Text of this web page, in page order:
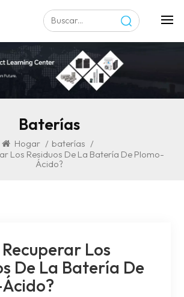
Baterías
Hogar / baterías /
Los Residuos De La Batería De Plomo-
Ácido?
Los
De La Batería De